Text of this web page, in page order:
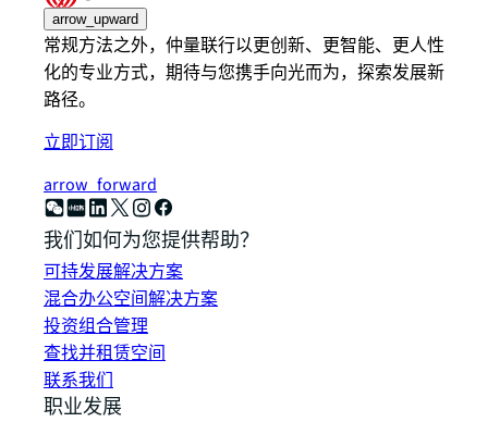
arrow_upward
常规方法之外，仲量联行以更创新、更智能、更人性
化的专业方式，期待与您携手向光而为，探索发展新
路径。
立即订阅
arrow_forward
我们如何为您提供帮助？
可持发展解决方案
混合办公空间解决方案
投资组合管理
查找并租赁空间
联系我们
职业发展